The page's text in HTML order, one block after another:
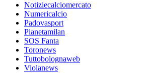
Notiziecalciomercato
Numericalcio
Padovasport
Pianetamilan
SOS Fanta
Toronews
Tuttobolognaweb
Violanews